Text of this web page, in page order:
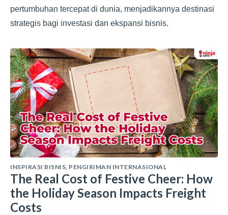
pertumbuhan tercepat di dunia, menjadikannya destinasi
strategis bagi investasi dan ekspansi bisnis.
INSPIRASI BISNIS PENGIRIMAN INTERNASIONAL
The Real Cost of Festive Cheer: How
the Holiday Season Impacts Freight
Costs